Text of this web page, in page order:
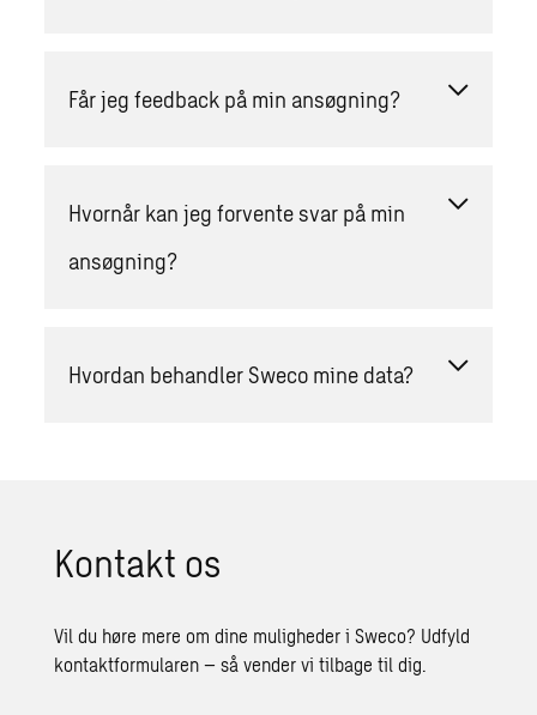
Får jeg feedback på min ansøgning?
Hvornår kan jeg forvente svar på min
ansøgning?
Hvordan behandler Sweco mine data?
Kon­takt os
Vil du høre mere om dine muligheder i Sweco? Udfyld
kontaktformularen – så vender vi tilbage til dig.